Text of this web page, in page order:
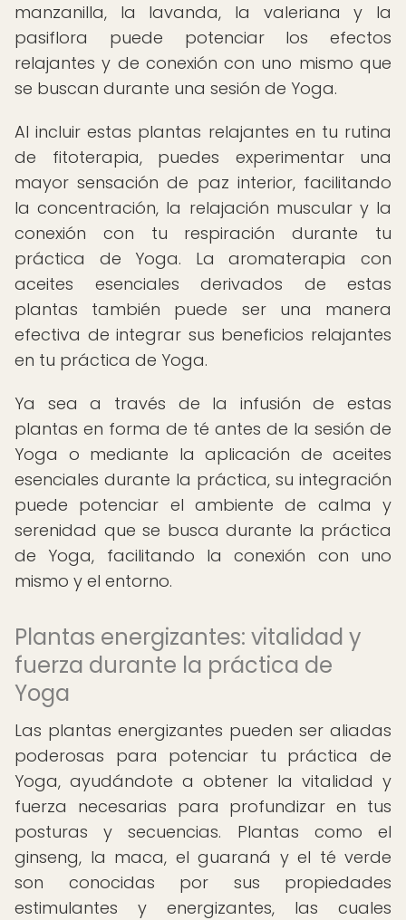
manzanilla, la lavanda, la valeriana y la
pasiflora puede potenciar los efectos
relajantes y de conexión con uno mismo que
se buscan durante una sesión de Yoga.
Al incluir estas plantas relajantes en tu rutina
de fitoterapia, puedes experimentar una
mayor sensación de paz interior, facilitando
la concentración, la relajación muscular y la
conexión con tu respiración durante tu
práctica de Yoga. La aromaterapia con
aceites esenciales derivados de estas
plantas también puede ser una manera
efectiva de integrar sus beneficios relajantes
en tu práctica de Yoga.
Ya sea a través de la infusión de estas
plantas en forma de té antes de la sesión de
Yoga o mediante la aplicación de aceites
esenciales durante la práctica, su integración
puede potenciar el ambiente de calma y
serenidad que se busca durante la práctica
de Yoga, facilitando la conexión con uno
mismo y el entorno.
Plantas energizantes: vitalidad y
fuerza durante la práctica de
Yoga
Las plantas energizantes pueden ser aliadas
poderosas para potenciar tu práctica de
Yoga, ayudándote a obtener la vitalidad y
fuerza necesarias para profundizar en tus
posturas y secuencias. Plantas como el
ginseng, la maca, el guaraná y el té verde
son conocidas por sus propiedades
estimulantes y energizantes, las cuales